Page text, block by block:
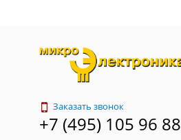
Заказать звонок
+7 (495) 105 96 88